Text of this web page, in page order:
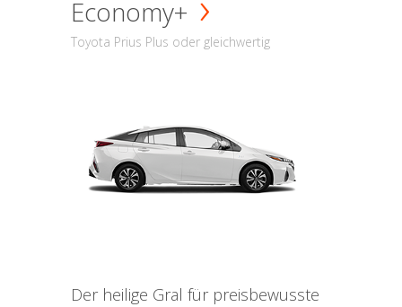
Economy+
Toyota Prius Plus oder gleichwertig
Der heilige Gral für preisbewusste